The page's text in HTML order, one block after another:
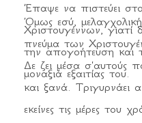
Έπαψε να πιστεύει
Χριστουγέννων, γιατί
την απογοήτευση και
μοναξιά εξαιτίας του.
Όμως εσύ,
πνεύμα των
Δε ζει μέσα σ'αυτούς
και ξανά.
εκείνες τις μέρες του